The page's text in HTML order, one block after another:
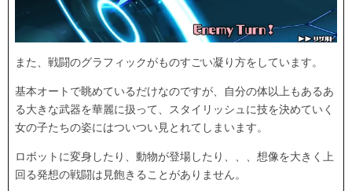
また、戦闘のグラフィックがものすごい凝り方をしています。
基本オートで眺めているだけなのですが、自分の体以上もあるあ
る大きな武器を華麗に扱って、スタイリッシュに技を決めていく
女の子たちの姿にはついつい見とれてしまいます。
ロボットに変身したり、動物が登場したり、、、想像を大きく上
回る発想の戦闘は見飽きることがありません。